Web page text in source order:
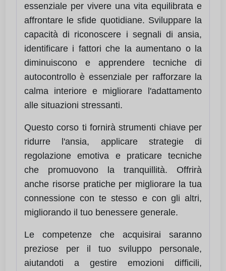
essenziale per vivere una vita equilibrata e
affrontare le sfide quotidiane. Sviluppare la
capacità di riconoscere i segnali di ansia,
identificare i fattori che la aumentano o la
diminuiscono e apprendere tecniche di
autocontrollo è essenziale per rafforzare la
calma interiore e migliorare l'adattamento
alle situazioni stressanti.
Questo corso ti fornirà strumenti chiave per
ridurre l'ansia, applicare strategie di
regolazione emotiva e praticare tecniche
che promuovono la tranquillità. Offrirà
anche risorse pratiche per migliorare la tua
connessione con te stesso e con gli altri,
migliorando il tuo benessere generale.
Le competenze che acquisirai saranno
preziose per il tuo sviluppo personale,
aiutandoti a gestire emozioni difficili,